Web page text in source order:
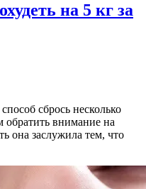
на 5 кг за
сбрось несколько
внимание на
она заслужила тем, что